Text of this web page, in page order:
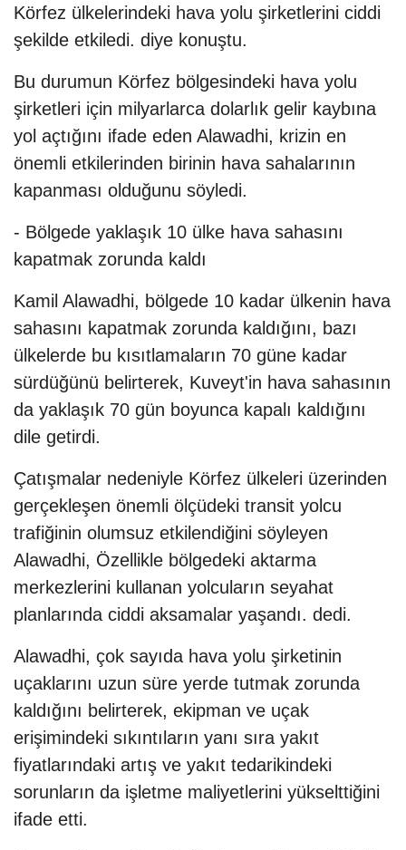
Körfez ülkelerindeki hava yolu şirketlerini ciddi
şekilde etkiledi. diye konuştu.
Bu durumun Körfez bölgesindeki hava yolu
şirketleri için milyarlarca dolarlık gelir kaybına
yol açtığını ifade eden Alawadhi, krizin en
önemli etkilerinden birinin hava sahalarının
kapanması olduğunu söyledi.
- Bölgede yaklaşık 10 ülke hava sahasını
kapatmak zorunda kaldı
Kamil Alawadhi, bölgede 10 kadar ülkenin hava
sahasını kapatmak zorunda kaldığını, bazı
ülkelerde bu kısıtlamaların 70 güne kadar
sürdüğünü belirterek, Kuveyt'in hava sahasının
da yaklaşık 70 gün boyunca kapalı kaldığını
dile getirdi.
Çatışmalar nedeniyle Körfez ülkeleri üzerinden
gerçekleşen önemli ölçüdeki transit yolcu
trafiğinin olumsuz etkilendiğini söyleyen
Alawadhi, Özellikle bölgedeki aktarma
merkezlerini kullanan yolcuların seyahat
planlarında ciddi aksamalar yaşandı. dedi.
Alawadhi, çok sayıda hava yolu şirketinin
uçaklarını uzun süre yerde tutmak zorunda
kaldığını belirterek, ekipman ve uçak
erişimindeki sıkıntıların yanı sıra yakıt
fiyatlarındaki artış ve yakıt tedarikindeki
sorunların da işletme maliyetlerini yükselttiğini
ifade etti.